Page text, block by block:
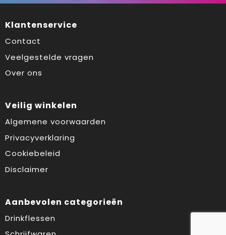
Klantenservice
Contact
Veelgestelde vragen
Over ons
Veilig winkelen
Algemene voorwaarden
Privacyverklaring
Cookiebeleid
Disclaimer
Aanbevolen categorieën
Drinkflessen